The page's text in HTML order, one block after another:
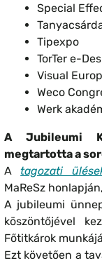
Special
Tipexpo
TorTer e-
Visual
Weco
Werk
A Jubileumi
megtartotta a
Atagozati
MaReSz
A jubileumi
köszöntőjével
Főtitkárok
Ezt követően a